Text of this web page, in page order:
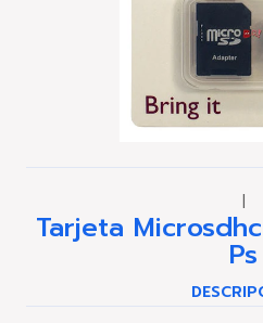
|
Tarjeta
Ps